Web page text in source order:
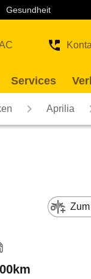
Gesundheit
Services
Aprilia